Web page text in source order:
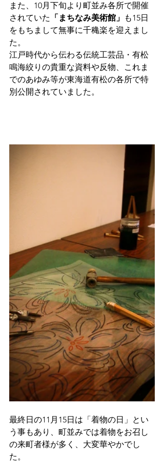
また、10月下旬より町並み各所で開催
されていた 「まちなみ美術館」 も15日
をもちまして無事に千穐楽を迎えまし
た。
江戸時代から伝わる伝統工芸品・有松
鳴海絞りの貴重な資料や反物、これま
でのあゆみ等が東海道有松の各所で特
別公開されていました。
最終日の11月15日は「着物の日」とい
う事もあり、町並みでは着物をお召し
の来町者様が多く、大変華やかでし
た。